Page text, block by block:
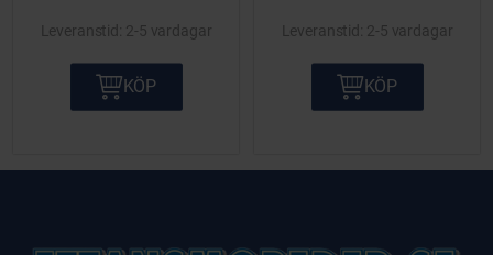
2-5 vardagar
KÖP
2-5 vardagar
KÖP